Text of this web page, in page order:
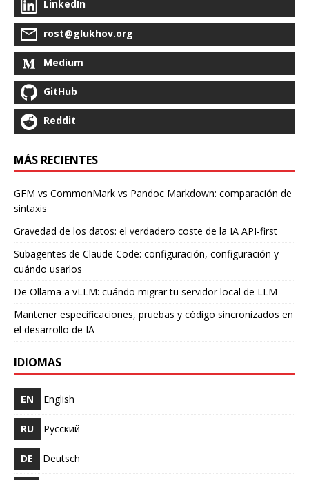
LinkedIn
rost@glukhov.org
Medium
GitHub
Reddit
MÁS RECIENTES
GFM vs CommonMark vs Pandoc Markdown: comparación de
sintaxis
Gravedad de los datos: el verdadero coste de la IA API-first
Subagentes de Claude Code: configuración, configuración y
cuándo usarlos
De Ollama a vLLM: cuándo migrar tu servidor local de LLM
Mantener especificaciones, pruebas y código sincronizados en
el desarrollo de IA
IDIOMAS
EN English
RU Русский
DE Deutsch